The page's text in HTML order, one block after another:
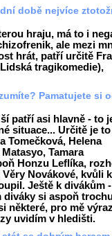
době nejvíce
hraju, má to i
ale mezi
hrát, patří určitě
tragikomedie),
Pamatujete si
patří asi hlavně - to
situace... Určitě je to
Tomečková, Helena
Tamara
Honzu Leflíka,
Novákové, kvůli
Ještě k divákům
diváky si aspoň
některé, pro mě
uvidím v hledišti.